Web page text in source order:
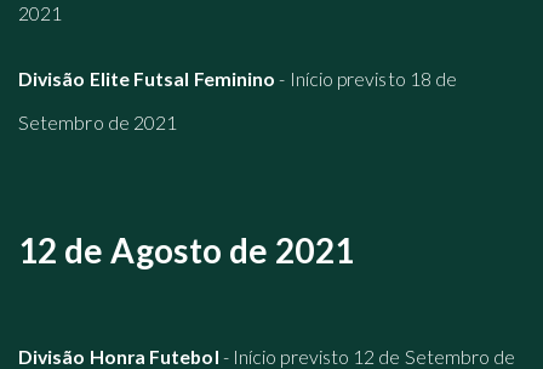
2021
Divisão Elite Futsal Feminino - Início previsto 18 de
Setembro de 2021
12 de Agosto de 2021
Divisão Honra Futebol - Início previsto 12 de Setembro de